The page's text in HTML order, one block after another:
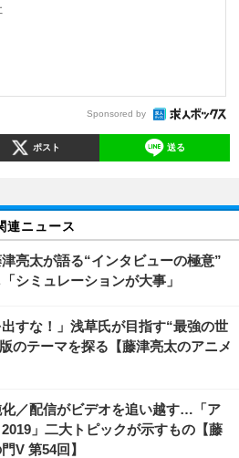
Sponsored by
ポスト 送る
連ニュース
亮太が語る“インタビューの極意”
シミュレーションが大事」
出すな！」浅草氏が目指す“最強の世
のテーマを探る【藤津亮太のアニメ
／配信がビデオを追い越す…「ア
」二大トピックが示すもの【藤
V 第54回】